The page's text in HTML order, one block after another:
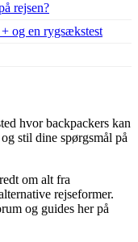
rejsen?
og en rygsækstest
hvor backpackers kan
stil dine spørgsmål på
om alt fra
rejseformer.
og guides her på